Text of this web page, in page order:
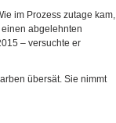
im Prozess zutage kam,
abgelehnten
– versuchte er
übersät. Sie nimmt